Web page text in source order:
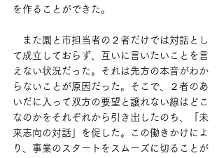
を作ることができた。
また園と市担当者の２者だけでは対話とし
て成立しておらず、互いに言いたいことを言
えない状況だった。それは先方の本音がわか
らないことが原因だった。そこで、２者のあ
いだに入って双方の要望と譲れない線はどこ
なのかをそれぞれから引き出したのち、「未
来志向の対話」を促した。この働きかけによ
り、事業のスタートをスムーズに切ることが